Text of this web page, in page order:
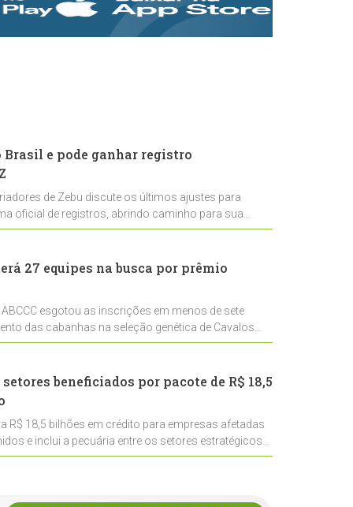
rastreabilidade e
rigor técnico para
Brasil e pode ganhar registro
de Zebu discute os últimos ajustes para
oficial de registros, abrindo caminho para sua
27 equipes na busca por prêmio
esgotou as inscrições em menos de sete
das cabanhas na seleção genética de Cavalos
beneficiados por pacote de R$ 18,5
R$ 18,5 bilhões em crédito para empresas afetadas
e inclui a pecuária entre os setores estratégicos